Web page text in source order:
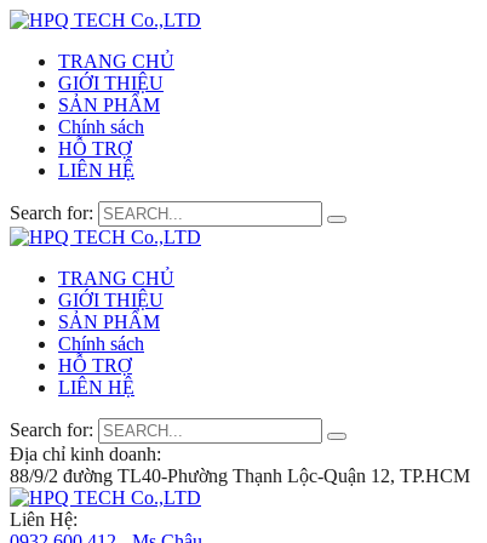
TRANG CHỦ
GIỚI THIỆU
SẢN PHẨM
Chính sách
HỖ TRỢ
LIÊN HỆ
Search for:
TRANG CHỦ
GIỚI THIỆU
SẢN PHẨM
Chính sách
HỖ TRỢ
LIÊN HỆ
Search for:
Địa chỉ kinh doanh:
88/9/2 đường TL40-Phường Thạnh Lộc-Quận 12, TP.HCM
Liên Hệ: